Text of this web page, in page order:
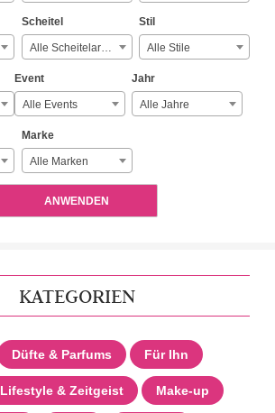
Scheitel
Alle Scheitelarten
Stil
Alle Stile
Event
Alle Events
Jahr
Alle Jahre
Marke
Alle Marken
ANWENDEN
KATEGORIEN
Düfte & Parfums Für Ihn
Lifestyle & Zeitgeist Make-up